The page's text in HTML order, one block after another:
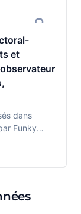
et
dans
Funky